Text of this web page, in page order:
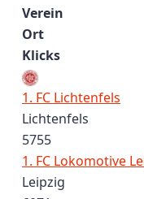
Verein
Ort
Klicks
1. FC Lichtenfels
Lichtenfels
5755
1. FC Lokomotive
Leipzig